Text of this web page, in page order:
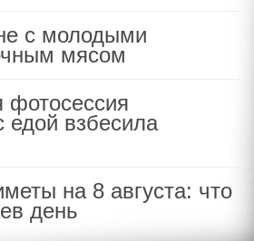
с молодыми
мясом
фотосессия
взбесила
на 8 августа: что
день